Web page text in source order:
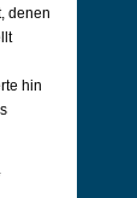
denen
hin